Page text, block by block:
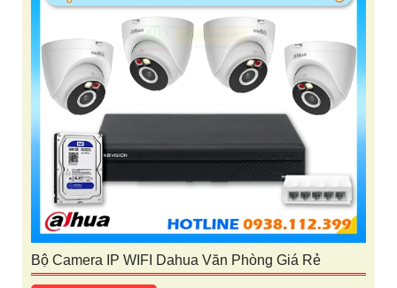
Bộ Camera IP WIFI Dahua Văn Phòng Giá Rẻ